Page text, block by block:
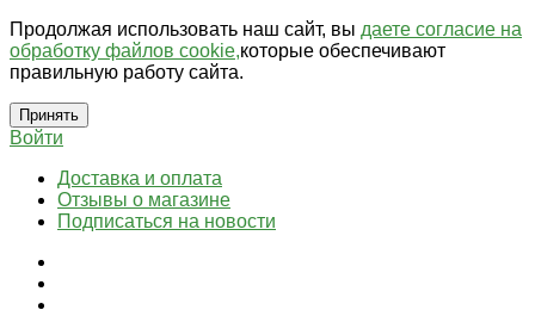
Продолжая использовать наш сайт, вы даете согласие на
обработку файлов cookie,которые обеспечивают
правильную работу сайта.
Принять
Войти
Доставка и оплата
Отзывы о магазине
Подписаться на новости